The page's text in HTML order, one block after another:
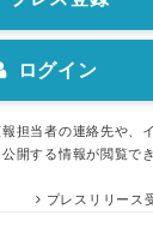
ログイン
担当者の連絡先や、
開する情報が閲覧で
プレスリリース